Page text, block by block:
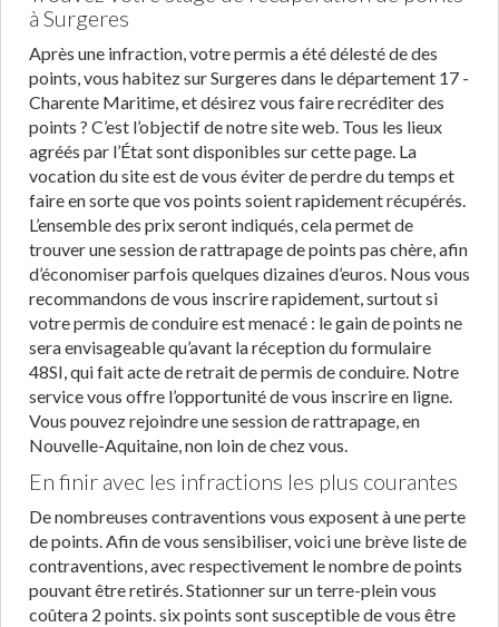
à Surgeres
Après une infraction, votre permis a été délesté de des
points, vous habitez sur Surgeres dans le département 17 -
Charente Maritime, et désirez vous faire recréditer des
points ? C’est l’objectif de notre site web. Tous les lieux
agréés par l’État sont disponibles sur cette page. La
vocation du site est de vous éviter de perdre du temps et
faire en sorte que vos points soient rapidement récupérés.
L’ensemble des prix seront indiqués, cela permet de
trouver une session de rattrapage de points pas chère, afin
d’économiser parfois quelques dizaines d’euros. Nous vous
recommandons de vous inscrire rapidement, surtout si
votre permis de conduire est menacé : le gain de points ne
sera envisageable qu’avant la réception du formulaire
48SI, qui fait acte de retrait de permis de conduire. Notre
service vous offre l’opportunité de vous inscrire en ligne.
Vous pouvez rejoindre une session de rattrapage, en
Nouvelle-Aquitaine, non loin de chez vous.
En finir avec les infractions les plus courantes
De nombreuses contraventions vous exposent à une perte
de points. Afin de vous sensibiliser, voici une brève liste de
contraventions, avec respectivement le nombre de points
pouvant être retirés. Stationner sur un terre-plein vous
coûtera 2 points. six points sont susceptible de vous être